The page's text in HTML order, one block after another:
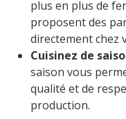
plus en plus de
proposent des
directement chez
Cuisinez de
saison vous
qualité et de
production.